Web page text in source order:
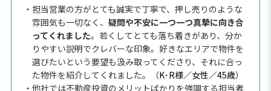
・担当営業の方がとても誠実で丁寧で、押し売りのような
雰囲気も一切なく、 疑問や不安に一つ一つ真摯に向き合
ってくれました。若くしてとても落ち着きがあり、分か
りやすい説明でクレバーな印象。好きなエリアで物件を
選びたいという要望も汲み取ってくださり、それに合っ
た物件を紹介してくれました。（K･R様／女性／45歳）
・他社では不動産投資のメリットばかりを強調する担当者